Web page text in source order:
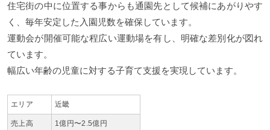
住宅街の中に位置する事からも通園先として候補にあがりやす
く、毎年安定した入園児数を確保しています。
運動会が開催可能な程広い運動場を有し、明確な差別化が図れ
ています。
幅広い年齢の児童に対する子育て支援を実現しています。
エリア 近畿
売上高 1億円〜2.5億円